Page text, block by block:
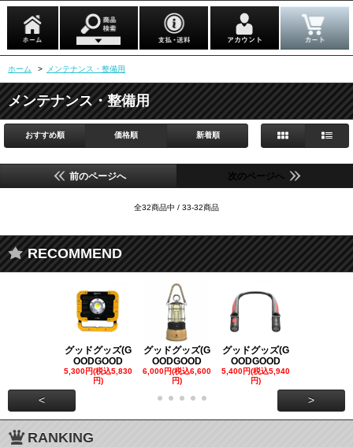
ホーム > メンテナンス・整備用
メンテナンス・整備用
おすすめ順 価格順 新着順
前のページへ 次のページへ
全32商品中 / 33-32商品
RECOMMEND
グッドグッズ(G
OODGOOD
5,300円(税込5,830
円)
グッドグッズ(G
OODGOOD
6,000円(税込6,600
円)
グッドグッズ(G
OODGOOD
5,400円(税込5,940
円)
< >
RANKING